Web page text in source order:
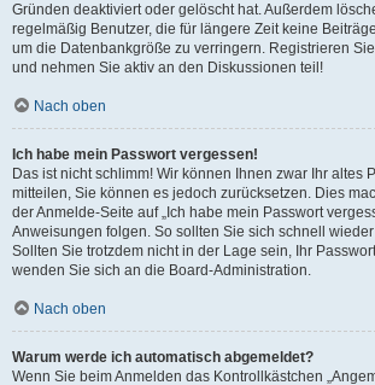
Gründen deaktiviert oder gelöscht hat. Außerdem
regelmäßig Benutzer, die für längere Zeit keine
um die Datenbankgröße zu verringern. Registrieren
und nehmen Sie aktiv an den Diskussionen teil!
Nach oben
Ich habe mein Passwort vergessen!
Das ist nicht schlimm! Wir können Ihnen zwar Ihr altes
mitteilen, Sie können es jedoch zurücksetzen. Dies
der Anmelde-Seite auf „Ich habe mein Passwort
Anweisungen folgen. So sollten Sie sich schnell
Sollten Sie trotzdem nicht in der Lage sein, Ihr
wenden Sie sich an die Board-Administration.
Nach oben
Warum werde ich automatisch abgemeldet?
Wenn Sie beim Anmelden das Kontrollkästchen